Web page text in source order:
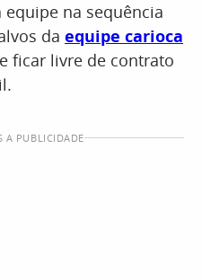
na sequência
da equipe carioca
ficar livre de contrato
A PUBLICIDADE